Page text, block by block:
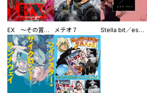
EX ～その賞金稼ぎは、世界の出口を探す～【単行本版】 メテオ７ Stella bit／es【単話版】